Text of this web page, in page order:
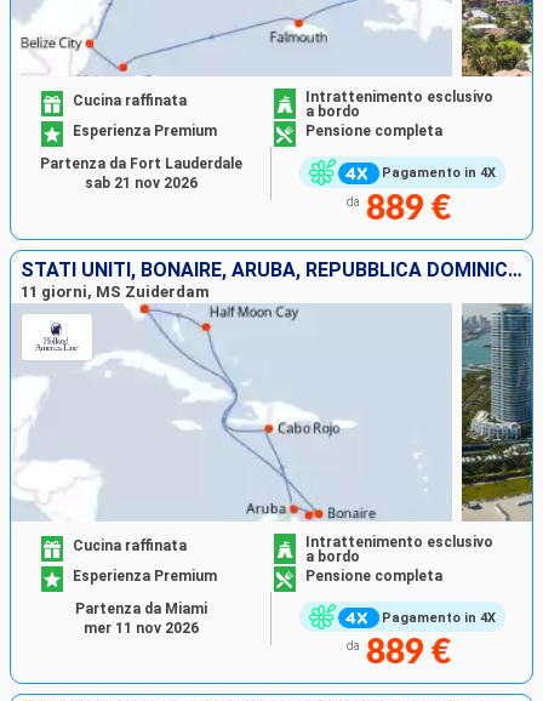
Pagamento in 4X
Cucina raffinata
Intrattenimento esclusivo
a bordo
Esperienza Premium
Pensione completa
da 889 €
Partenza da Fort Lauderdale
sab 21 nov 2026
STATI UNITI, BONAIRE, ARUBA, REPUBBLICA DOMINICANA, BAHAMAS
11 giorni, MS Zuiderdam
Pagamento in 4X
Cucina raffinata
Intrattenimento esclusivo
a bordo
Esperienza Premium
Pensione completa
da 889 €
Partenza da Miami
mer 11 nov 2026